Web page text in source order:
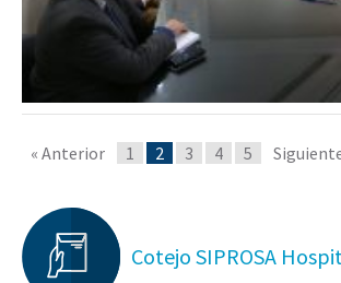
« Anterior 1 2 3 4 5
Cotejo SIPROSA